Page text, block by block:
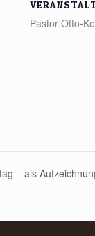
Pastor Otto-
– als